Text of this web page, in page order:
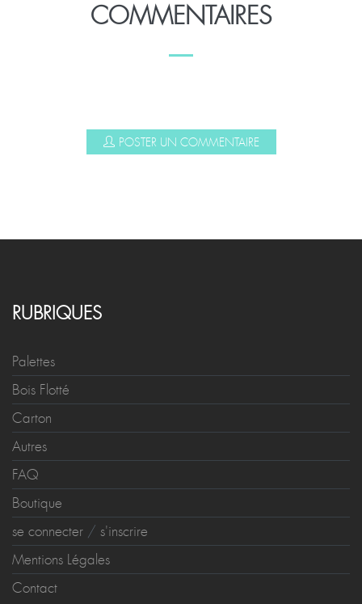
COMMENTAIRES
POSTER UN COMMENTAIRE
RUBRIQUES
Palettes
Bois Flotté
Carton
Autres
FAQ
Boutique
se connecter / s'inscrire
Mentions Légales
Contact